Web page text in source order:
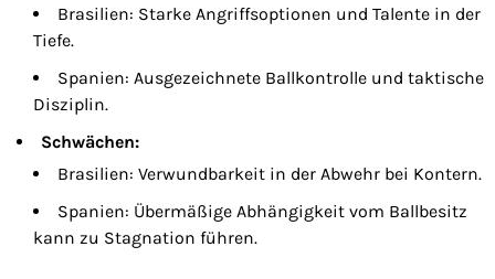
Brasilien: Starke Angriffsoptionen und Talente in der
Tiefe.
Spanien: Ausgezeichnete Ballkontrolle und taktische
Disziplin.
Schwächen:
Brasilien: Verwundbarkeit in der Abwehr bei Kontern.
Spanien: Übermäßige Abhängigkeit vom Ballbesitz
kann zu Stagnation führen.